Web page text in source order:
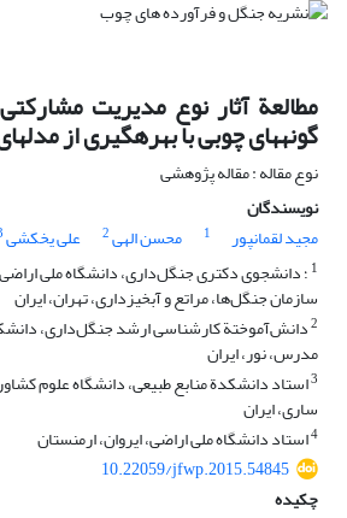
مطالعة آثار نوع مدیریت
گونه‏های چوبی با بهره‏گیری از
نوع مقاله : مقاله پژوهشی
نویسندگان
مجید لقمانپور
1 محسن الهی2 علی یخکشی
1 ؛ دانشجوی دکتری جنگل‌داری، دانشگاه ملی
سازمان جنگل‌ها، مراتع و آبخیزداری، تهران، ایران
2دانش‌آموختة کارشناسی ارشد جنگل‌داری،
مدرس، نور، ایران
3استاد دانشکدة منابع طبیعی، دانشگاه علوم
ساری، ایران
4استاد دانشگاه ملی اراضی، ایروان، ارمنستان
10.22059/jfwp.2015.54845
چکیده